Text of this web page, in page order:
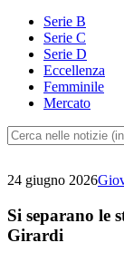
Serie B
Serie C
Serie D
Eccellenza
Femminile
Mercato
24 giugno 2026
Si separano le
Girardi